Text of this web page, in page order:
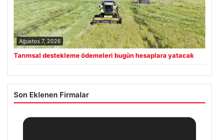
Ağustos 7, 2026
Tarımsal destekleme ödemeleri bugün hesaplara yatacak
Son Eklenen Firmalar